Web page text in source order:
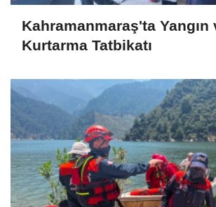
Kahramanmaraş'ta Yangın
Kurtarma Tatbikatı